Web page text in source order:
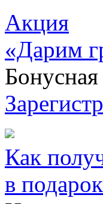
Акция
«Дарим
Как
в